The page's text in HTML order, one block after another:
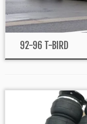
92-96 T-BIRD